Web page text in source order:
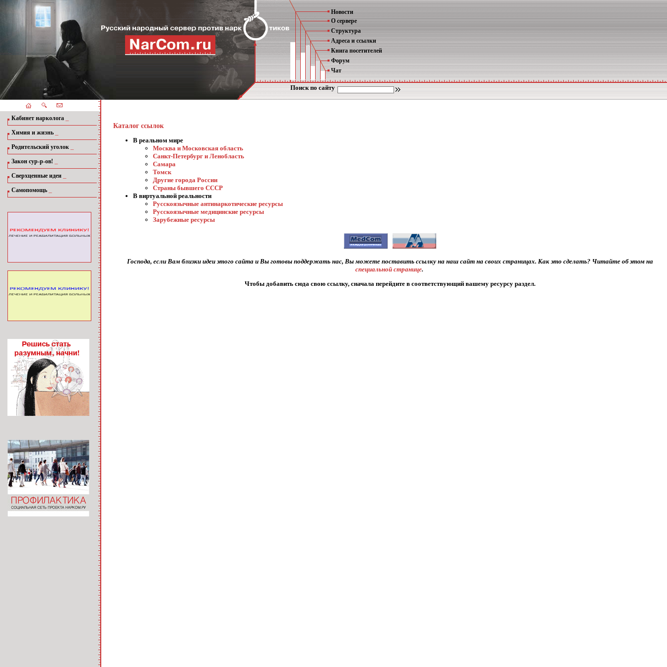
Новости
О сервере
Структура
Адреса и ссылки
Книга посетителей
Форум
Чат
Поиск по сайту
Кабинет нарколога
Химия и жизнь
Родительский уголок
Закон сур-р-ов!
Сверхценные идеи
Самопомощь
Каталог ссылок
В реальном мире
Москва и Московская область
Санкт-Петербург и Ленобласть
Самара
Томск
Другие города России
Страны бывшего СССР
В виртуальной реальности
Русскоязычные антинаркотические ресурсы
Русскоязычные медицинские ресурсы
Зарубежные ресурсы
Господа, если Вам близки идеи этого сайта и Вы готовы поддержать нас, Вы можете поставить ссылку на наш сайт на своих страницах. Как это сделать? Читайте об этом на
специальной странице.
Чтобы добавить сюда свою ссылку, сначала перейдите в соответствующий вашему ресурсу раздел.